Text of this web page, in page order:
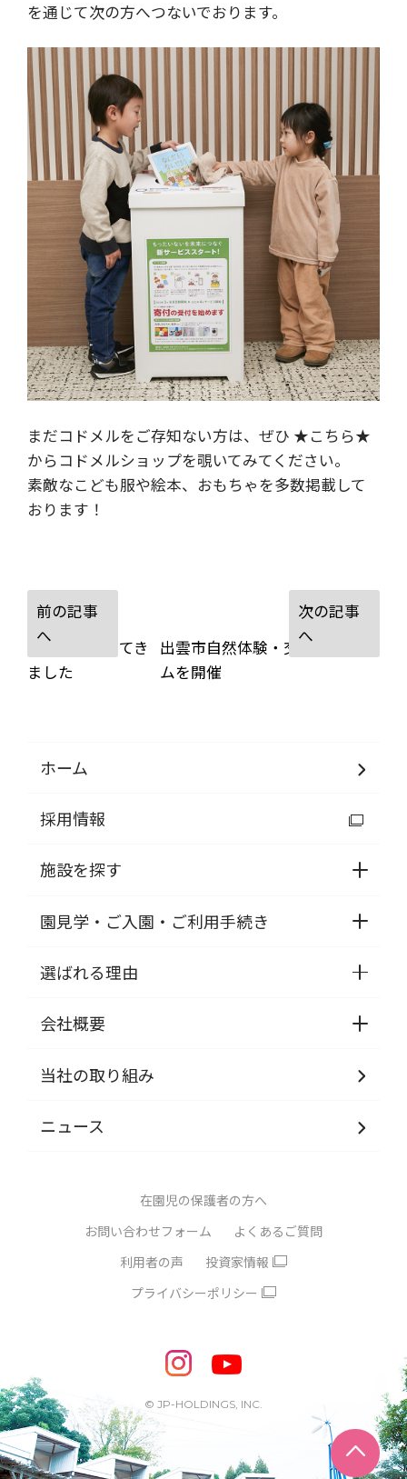
を通じて次の方へつないでおります。
まだコドメルをご存知ない方は、ぜひ ★こちら★
からコドメルショップを覗いてみてください。
素敵なこども服や絵本、おもちゃを多数掲載して
おります！
小学校に行ってき
ました
出雲市自然体験・交流プログラ
ムを開催
ホーム
採用情報
施設を探す
園見学・ご入園・ご利用手続き
選ばれる理由
会社概要
当社の取り組み
ニュース
在園児の保護者の方へ
お問い合わせフォーム
よくあるご質問
利用者の声
投資家情報
プライバシーポリシー
© JP-HOLDINGS, INC.